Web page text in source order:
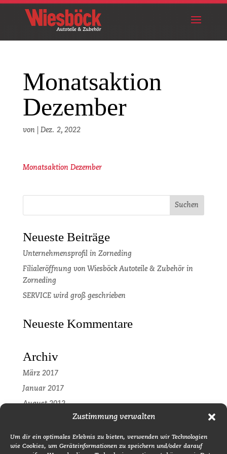
Zustimmung verwalten
Um dir ein optimales Erlebnis zu bieten, verwenden wir Technologien
wie Cookies, um Geräteinformationen zu speichern und/oder darauf
Monatsaktion
Dezember
von Dez. 2, 2022
Monatsaktion Dezember
Neueste Beiträge
Unternehmensprofil in Zorneding
Filialeröffnung von Wiesböck Autoteile & Zubehör in
Zorneding
SERVICE wird groß geschrieben
Neueste Kommentare
Archiv
März 2017
Januar 2017
August 2012
Kategorien
Pressemitteilung